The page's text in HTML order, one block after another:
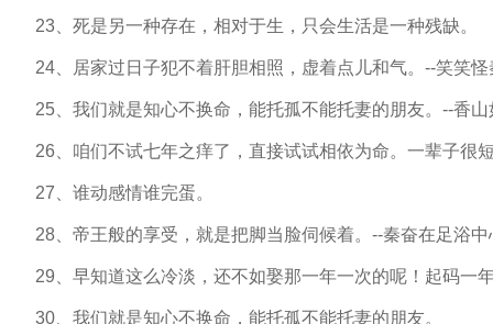
23、死是另一种存在，相对于生，只会生活是一种残缺。
24、居家过日子犯不着肝胆相照，虚着点儿和气。--笑笑怪
25、我们就是知心不换命，能托孤不能托妻的朋友。--香山
26、咱们不试七年之痒了，直接试试相依为命。一辈子很
27、谁动感情谁完蛋。
28、帝王般的享受，就是把脚当脸伺候着。--秦奋在足浴中
29、早知道这么冷淡，还不如娶那一年一次的呢！起码一
30、我们就是知心不换命，能托孤不能托妻的朋友。